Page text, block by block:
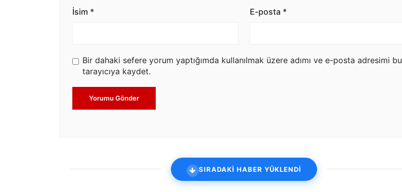
İsim * E-posta *
Bir dahaki sefere yorum yaptığımda kullanılmak üzere adımı ve e-posta adresimi bu
tarayıcıya kaydet.
Yorumu Gönder
SIRADAKİ HABER YÜKLENDİ